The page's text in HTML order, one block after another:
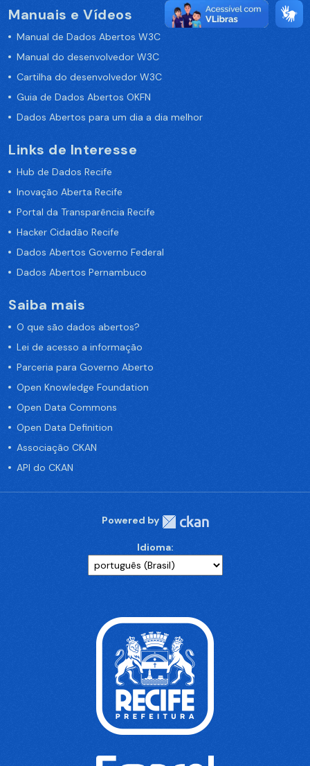
Manuais e Vídeos
Manual de Dados Abertos W3C
Manual do desenvolvedor W3C
Cartilha do desenvolvedor W3C
Guia de Dados Abertos OKFN
Dados Abertos para um dia a dia melhor
Links de Interesse
Hub de Dados Recife
Inovação Aberta Recife
Portal da Transparência Recife
Hacker Cidadão Recife
Dados Abertos Governo Federal
Dados Abertos Pernambuco
Saiba mais
O que são dados abertos?
Lei de acesso a informação
Parceria para Governo Aberto
Open Knowledge Foundation
Open Data Commons
Open Data Definition
Associação CKAN
API do CKAN
Powered by
Idioma